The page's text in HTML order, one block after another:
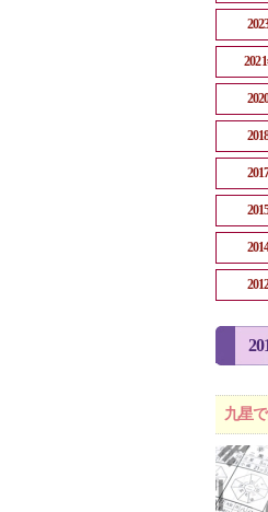
九星